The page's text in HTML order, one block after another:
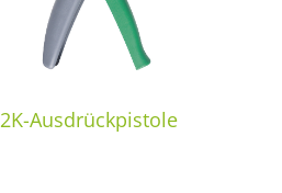
2K-Ausdrückpistole